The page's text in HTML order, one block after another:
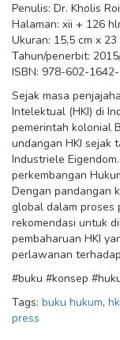
Penulis: Dr. Kholis
Halaman: xii + 126
Ukuran: 15,5 cm x 23
Tahun/penerbit:
ISBN: 978-602-
Sejak masa
Intelektual (HKI) di
pemerintah kolonial
undangan HKI sejak
Industriele
perkembangan
Dengan pandangan
global dalam proses
rekomendasi untuk
pembaharuan HKI
perlawanan
#buku #konsep
Tags: buku hukum,
press